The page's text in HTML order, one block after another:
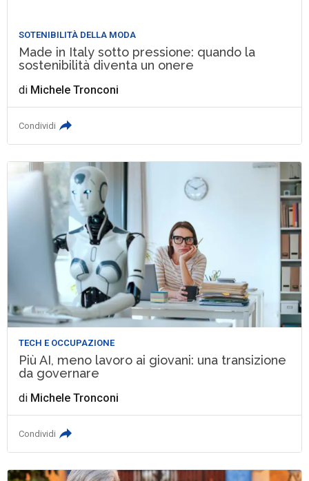
SOTENIBILITÀ DELLA MODA
Made in Italy sotto pressione: quando la
sostenibilità diventa un onere
di Michele Tronconi
Condividi
TECH E OCCUPAZIONE
Più AI, meno lavoro ai giovani: una transizione
da governare
di Michele Tronconi
Condividi